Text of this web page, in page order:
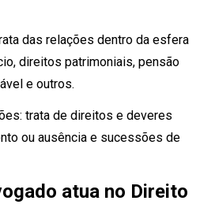
das relações dentro da esfera
direitos patrimoniais, pensão
e outros.
trata de direitos e deveres
ou ausência e sucessões de
atua no Direito